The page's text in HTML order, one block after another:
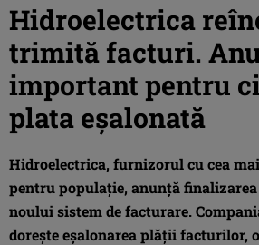
Hidroelectrica
trimită facturi.
important pentru
plata eșalonată
Hidroelectrica, furnizorul cu cea
pentru populație, anunță
noului sistem de facturare.
dorește eșalonarea plății facturilor,